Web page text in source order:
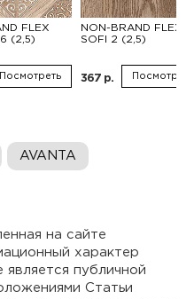
FLEX
6 (2,5)
Посмотреть
NON-BRAND FLEX
SOFI 2 (2,5)
367 р. Посмотреть
AVANTA
на сайте
характер
является публичной
Статьи